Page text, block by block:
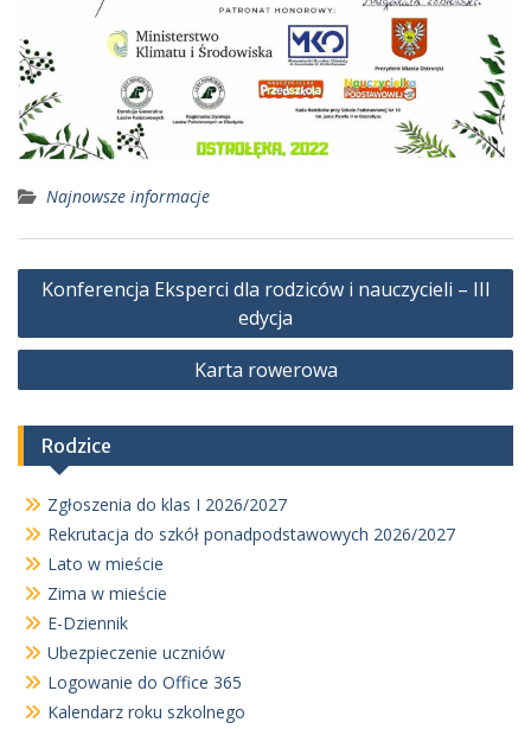
Najnowsze informacje
Nawigacja
Konferencja Eksperci dla rodziców i nauczycieli – III
edycja
Karta rowerowa
Rodzice
Zgłoszenia do klas I 2026/2027
Rekrutacja do szkół ponadpodstawowych 2026/2027
Lato w mieście
Zima w mieście
E-Dziennik
Ubezpieczenie uczniów
Logowanie do Office 365
Kalendarz roku szkolnego